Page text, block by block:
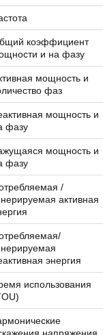
коэффициент
и на фазу
мощность и
фаз
мощность и
фазу
мощность и
фазу
/
активная
энергия
использования
напряжения